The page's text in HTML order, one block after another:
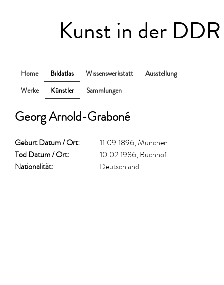
Kunst in der DDR
Home Bildatlas Wissenswerkstatt
Ausstellung
Werke
Künstler Sammlungen
Georg Arnold-Graboné
Geburt Datum / Ort:
11.09.1896, München
Tod Datum / Ort:
10.02.1986, Buchhof
Nationalität:
Deutschland